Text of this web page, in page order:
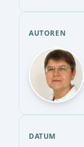
AUTOREN
DATUM